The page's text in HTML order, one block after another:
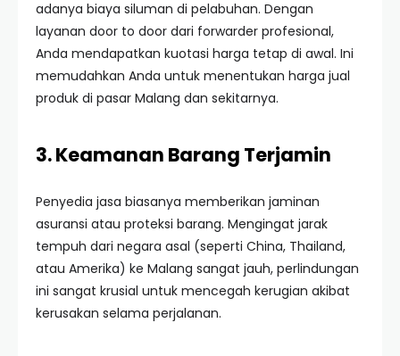
adanya biaya siluman di pelabuhan. Dengan
layanan door to door dari forwarder profesional,
Anda mendapatkan kuotasi harga tetap di awal. Ini
memudahkan Anda untuk menentukan harga jual
produk di pasar Malang dan sekitarnya.
3. Keamanan Barang Terjamin
Penyedia jasa biasanya memberikan jaminan
asuransi atau proteksi barang. Mengingat jarak
tempuh dari negara asal (seperti China, Thailand,
atau Amerika) ke Malang sangat jauh, perlindungan
ini sangat krusial untuk mencegah kerugian akibat
kerusakan selama perjalanan.